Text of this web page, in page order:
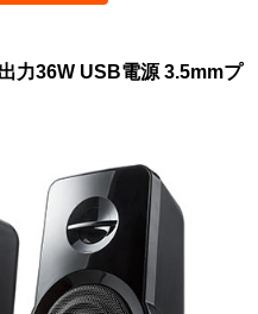
力36W USB電源 3.5mmプ